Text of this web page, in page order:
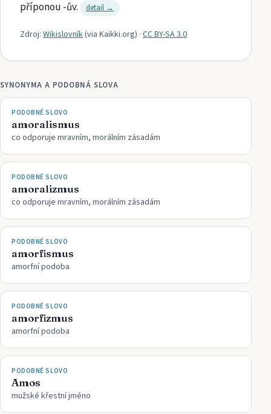
příponou -ův.
detail →
Zdroj: Wikislovník(via Kaikki.org) · CC BY-SA 3.0
SYNONYMA A PODOBNÁ SLOVA
PODOBNÉ SLOVO
amoralismus
co odporuje mravním, morálním zásadám
PODOBNÉ SLOVO
amoralizmus
co odporuje mravním, morálním zásadám
PODOBNÉ SLOVO
amorfismus
amorfní podoba
PODOBNÉ SLOVO
amorfizmus
amorfní podoba
PODOBNÉ SLOVO
Amos
mužské křestní jméno